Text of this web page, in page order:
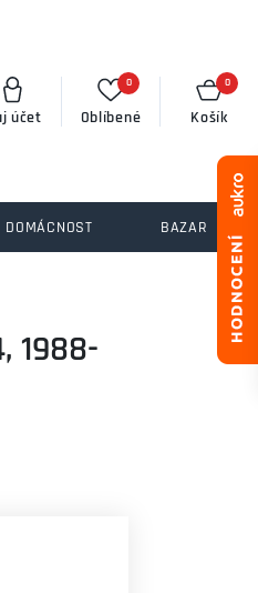
účet
0
Oblíbené
0
Košík
DOMÁCNOST BAZAR
1988-